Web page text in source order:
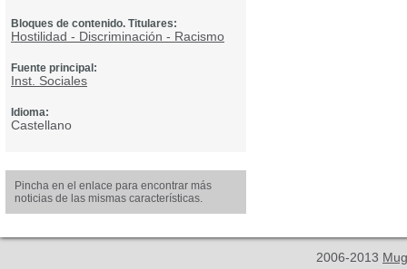
Bloques de contenido. Titulares:
Hostilidad - Discriminación - Racismo
Fuente principal:
Inst. Sociales
Idioma:
Castellano
Pincha en el enlace para encontrar más
noticias de las mismas características.
2006-2013